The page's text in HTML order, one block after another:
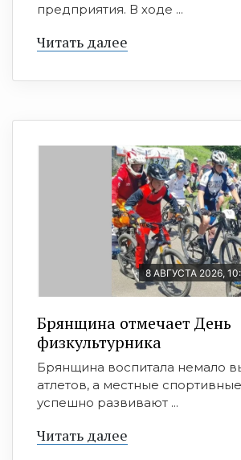
предприятия. В ходе ...
Читать далее
8 АВГУСТА 2026,
Брянщина отмечает День
физкультурника
Брянщина воспитала немало
атлетов, а местные
успешно развивают ...
Читать далее